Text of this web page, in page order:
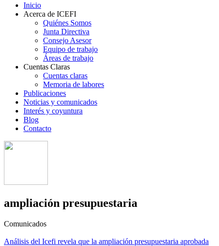
Inicio
Acerca de ICEFI
Quiénes Somos
Junta Directiva
Consejo Asesor
Equipo de trabajo
Áreas de trabajo
Cuentas Claras
Cuentas claras
Memoria de labores
Publicaciones
Noticias y comunicados
Interés y coyuntura
Blog
Contacto
ampliación presupuestaria
Comunicados
Análisis del Icefi revela que la ampliación presupuestaria aprobada